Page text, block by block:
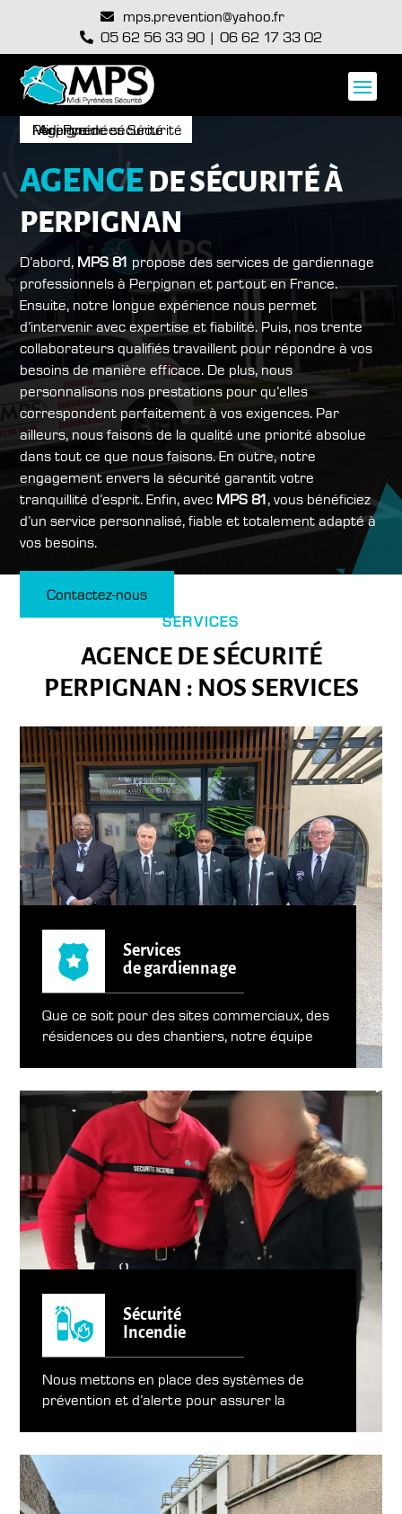
 mps.prevention@yahoo.fr
 05 62 56 33 90 | 06 62 17 33 02
Midi-Pyrénées Sécurité : Agence de sécurité Perpignan
AGENCE DE SÉCURITÉ À
PERPIGNAN
D’abord, MPS 81 propose des services de gardiennage
professionnels à Perpignan et partout en France.
Ensuite, notre longue expérience nous permet
d’intervenir avec expertise et fiabilité. Puis, nos trente
collaborateurs qualifiés travaillent pour répondre à vos
besoins de manière efficace. De plus, nous
personnalisons nos prestations pour qu’elles
correspondent parfaitement à vos exigences. Par
ailleurs, nous faisons de la qualité une priorité absolue
dans tout ce que nous faisons. En outre, notre
engagement envers la sécurité garantit votre
tranquillité d’esprit. Enfin, avec MPS 81, vous bénéficiez
d’un service personnalisé, fiable et totalement adapté à
vos besoins.
Contactez-nous
SERVICES
AGENCE DE SÉCURITÉ
PERPIGNAN : NOS SERVICES
Services
de gardiennage
Que ce soit pour des sites commerciaux, des
résidences ou des chantiers, notre équipe
agents sont formés aux techniques de
surveillance.
Sécurité
Incendie
Nous mettons en place des systèmes de
prévention et d’alerte pour assurer la
solutions adaptées à chaque environnement.
Grâce à notre expertise, vous bénéficiez
d’une tranquillité d’esprit.